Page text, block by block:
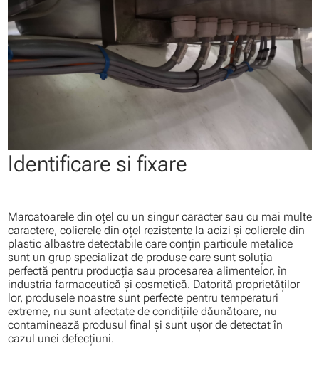
Identificare si fixare
Marcatoarele din oţel cu un singur caracter sau cu mai multe
caractere, colierele din oţel rezistente la acizi şi colierele din
plastic albastre detectabile care conţin particule metalice
sunt un grup specializat de produse care sunt soluţia
perfectă pentru producţia sau procesarea alimentelor, în
industria farmaceutică şi cosmetică. Datorită proprietăţilor
lor, produsele noastre sunt perfecte pentru temperaturi
extreme, nu sunt afectate de condiţiile dăunătoare, nu
contaminează produsul final şi sunt uşor de detectat în
cazul unei defecţiuni.